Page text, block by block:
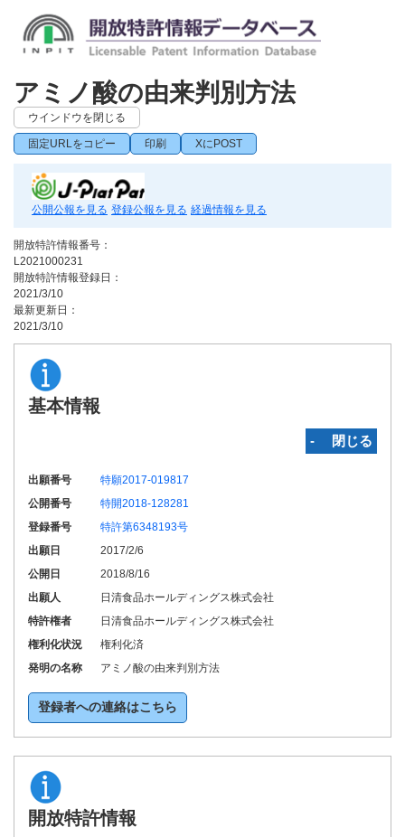
アミノ酸の由来判別方法
ウインドウを閉じる
固定URLをコピー 印刷 XにPOST
公開公報を見る 登録公報を見る 経過情報を見る
開放特許情報番号：
L2021000231
開放特許情報登録日：
2021/3/10
最新更新日：
2021/3/10
基本情報
‐ 閉じる
出願番号
特願2017-019817
公開番号
特開2018-128281
登録番号
特許第6348193号
出願日
2017/2/6
公開日
2018/8/16
出願人
日清食品ホールディングス株式会社
特許権者
日清食品ホールディングス株式会社
権利化状況
権利化済
発明の名称
アミノ酸の由来判別方法
登録者への連絡はこちら
開放特許情報